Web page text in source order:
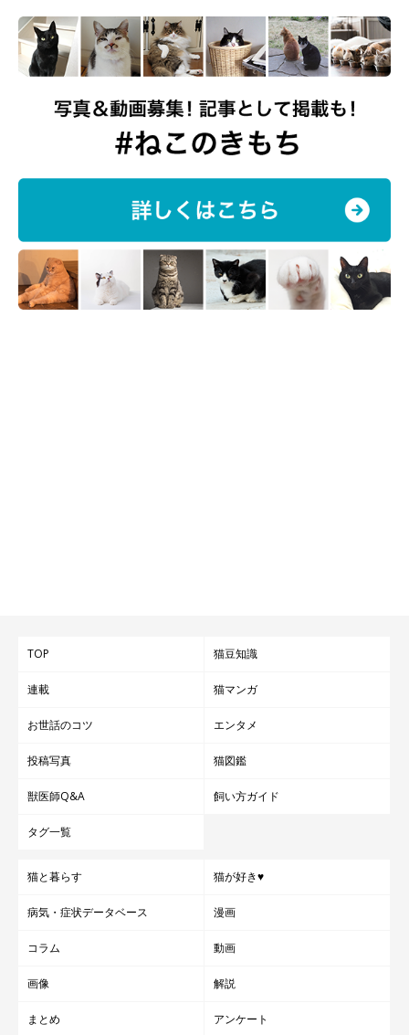
飲む元保護猫・ポポちゃん。クセの強い愛らしい飲み方と、兄妹猫
ぺぺくんとのにぎやかな日常を紹介します。
写真提供・取材協力／@pepepopocatさん／X（旧Twitter）
※この記事は投稿者さまに取材し、了承の上制作したものです。
2024年7月時点の情報であり、現在と異なる場合があります。
TOP 猫豆知識
連載 猫マンガ
お世話のコツ エンタメ
投稿写真 猫図鑑
獣医師Q&A 飼い方ガイド
タグ一覧
猫と暮らす 猫が好き♥
病気・症状データベース 漫画
コラム 動画
画像 解説
まとめ アンケート